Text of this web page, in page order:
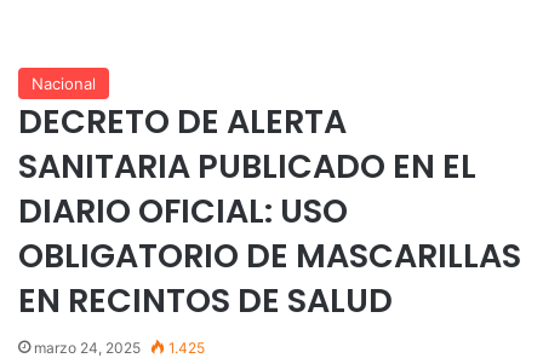
Nacional
DECRETO DE ALERTA
SANITARIA PUBLICADO EN EL
DIARIO OFICIAL: USO
OBLIGATORIO DE MASCARILLAS
EN RECINTOS DE SALUD
marzo 24, 2025 1.425